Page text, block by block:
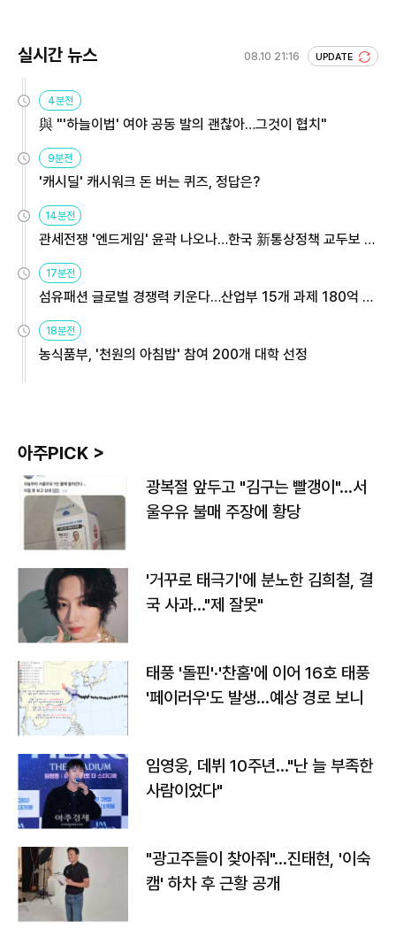
실시간 뉴스 08.10 21:16 UPDATE
4분전
與 "'하늘이법' 여야 공동 발의 괜찮아…그것이 협치"
9분전
'캐시딜' 캐시워크 돈 버는 퀴즈, 정답은?
14분전
관세전쟁 '엔드게임' 윤곽 나오나…한국 新통상정책 교두보 활
17분전
섬유패션 글로벌 경쟁력 키운다…산업부 15개 과제 180억 지
18분전
농식품부, '천원의 아침밥' 참여 200개 대학 선정
아주PICK >
광복절 앞두고 "김구는 빨갱이"…서
울우유 불매 주장에 황당
'거꾸로 태극기'에 분노한 김희철, 결
국 사과…"제 잘못"
태풍 '돌핀'·'찬홈'에 이어 16호 태풍
'페이러우'도 발생…예상 경로 보니
임영웅, 데뷔 10주년…"난 늘 부족한
사람이었다"
"광고주들이 찾아줘"…진태현, '이숙
캠' 하차 후 근황 공개